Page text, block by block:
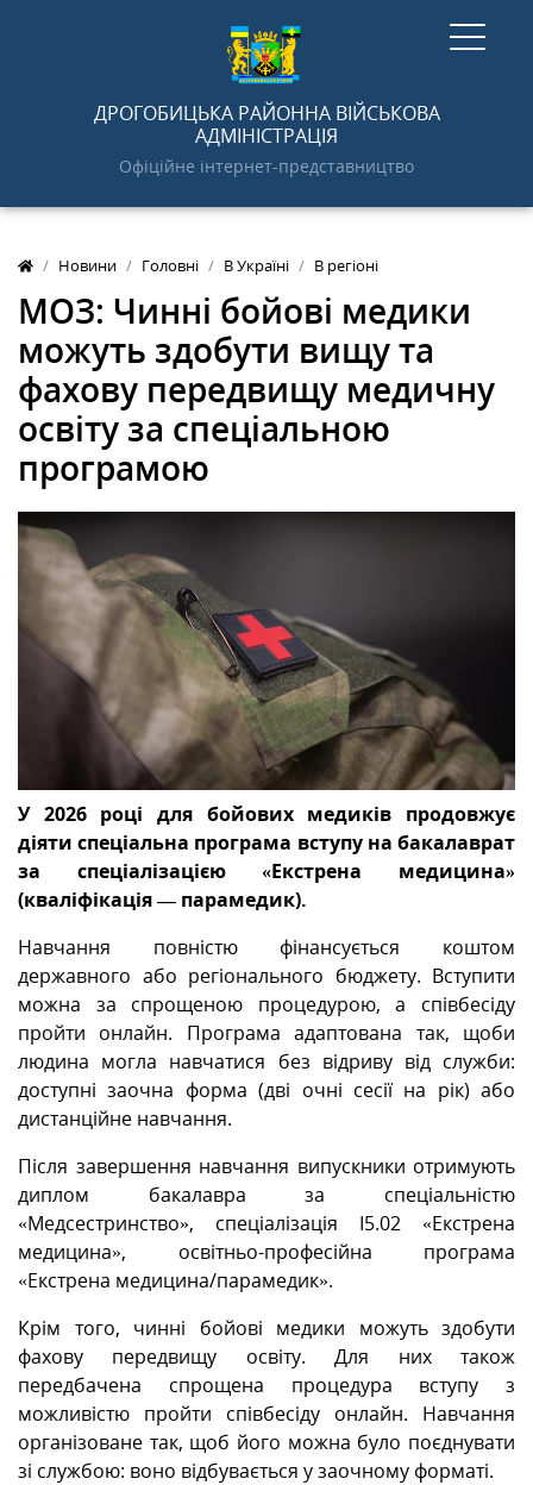
ДРОГОБИЦЬКА РАЙОННА ВІЙСЬКОВА
АДМІНІСТРАЦІЯ
Офіційне інтернет-представництво
Новини Головні В Україні В регіоні
МОЗ: Чинні бойові медики
можуть здобути вищу та
фахову передвищу медичну
освіту за спеціальною
програмою
У 2026 році для бойових медиків продовжує
діяти спеціальна програма вступу на бакалаврат
за спеціалізацією «Екстрена медицина»
(кваліфікація — парамедик).
Навчання повністю фінансується коштом
державного або регіонального бюджету. Вступити
можна за спрощеною процедурою, а співбесіду
пройти онлайн. Програма адаптована так, щоби
людина могла навчатися без відриву від служби:
доступні заочна форма (дві очні сесії на рік) або
дистанційне навчання.
Після завершення навчання випускники отримують
диплом бакалавра за спеціальністю
«Медсестринство», спеціалізація І5.02 «Екстрена
медицина», освітньо-професійна програма
«Екстрена медицина/парамедик».
Крім того, чинні бойові медики можуть здобути
фахову передвищу освіту. Для них також
передбачена спрощена процедура вступу з
можливістю пройти співбесіду онлайн. Навчання
організоване так, щоб його можна було поєднувати
зі службою: воно відбувається у заочному форматі.
ГОЛОВНА
АДМІНІСТРАЦІЯ
ПРО РАЙОН
ДОКУМЕНТИ
МІЖНАРОДНА СПІВПРАЦЯ
ТУРИСТУ
КОНТАКТИ